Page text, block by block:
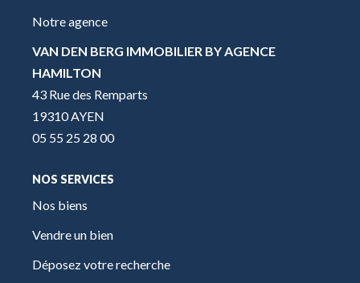
Notre agence
VAN DEN BERG IMMOBILIER BY AGENCE
HAMILTON
43 Rue des Remparts
19310 AYEN
05 55 25 28 00
NOS SERVICES
Nos biens
Vendre un bien
Déposez votre recherche